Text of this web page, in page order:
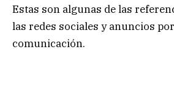
Estas son algunas de las
las redes sociales y anuncios
comunicación.